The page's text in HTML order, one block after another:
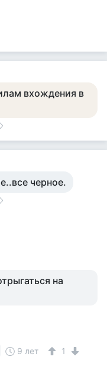
вхождения в
черное.
на
9 лет 1